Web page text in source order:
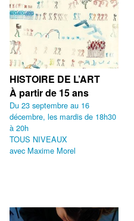
HISTOIRE DE L’ART
À partir de 15 ans
Du 23 septembre au 16
décembre, les mardis de 18h30
à 20h
TOUS NIVEAUX
avec Maxime Morel